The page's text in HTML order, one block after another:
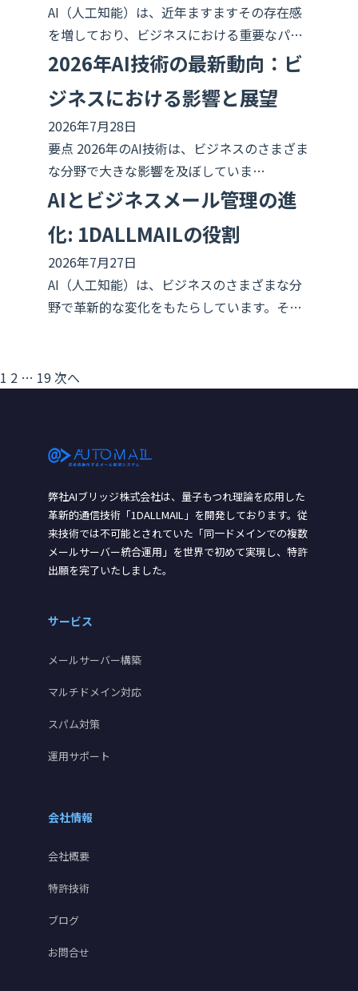
AI（人工知能）は、近年ますますその存在感
を増しており、ビジネスにおける重要なパ…
2026年AI技術の最新動向：ビ
ジネスにおける影響と展望
2026年7月28日
要点 2026年のAI技術は、ビジネスのさまざま
な分野で大きな影響を及ぼしていま…
AIとビジネスメール管理の進
化: 1DALLMAILの役割
2026年7月27日
AI（人工知能）は、ビジネスのさまざまな分
野で革新的な変化をもたらしています。そ…
投
1 2 … 19次へ
弊社AIブリッジ株式会社は、量子もつれ理論を応用した
革新的通信技術「1DALLMAIL」を開発しております。従
来技術では不可能とされていた「同一ドメインでの複数
メールサーバー統合運用」を世界で初めて実現し、特許
出願を完了いたしました。
サービス
メールサーバー構築
マルチドメイン対応
スパム対策
運用サポート
会社情報
会社概要
特許技術
ブログ
お問合せ